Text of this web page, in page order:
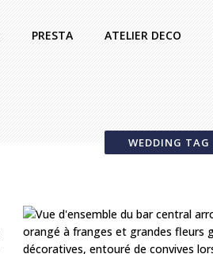
PRESTA ATELIER DECO
WEDDING TAG